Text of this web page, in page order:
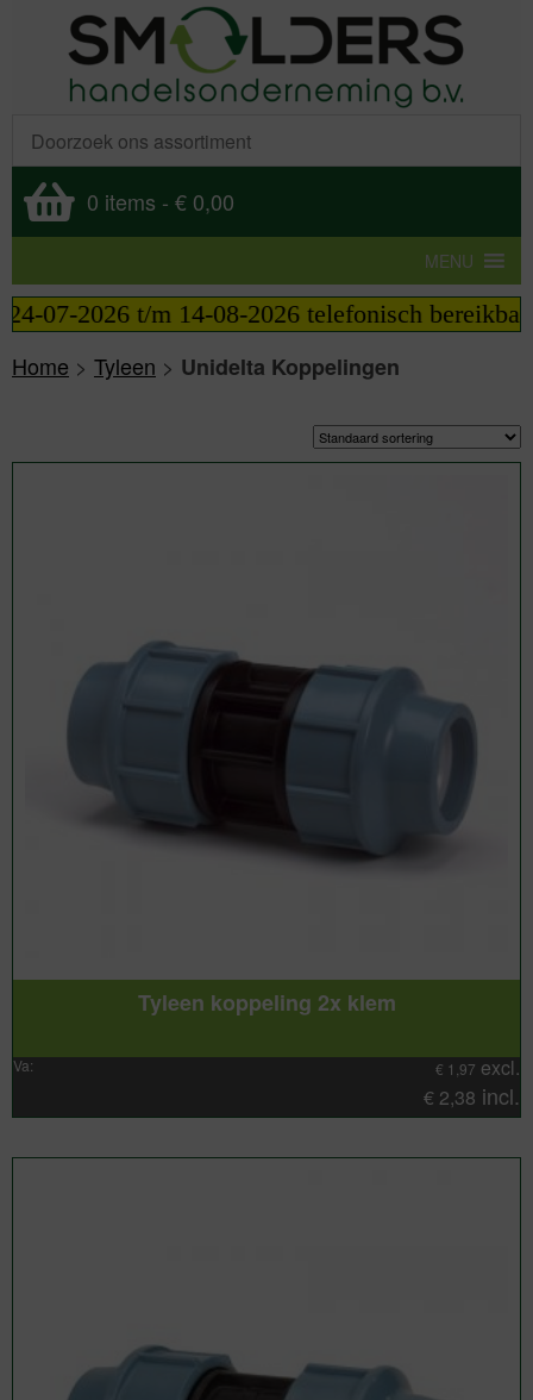
0 items - € 0,00
MENU
2026 telefonisch bereikbaar van 09:00 tot
Home > Tyleen > Unidelta Koppelingen
Tyleen koppeling 2x klem
Va: € 1,97 excl.
€ 2,38 incl.